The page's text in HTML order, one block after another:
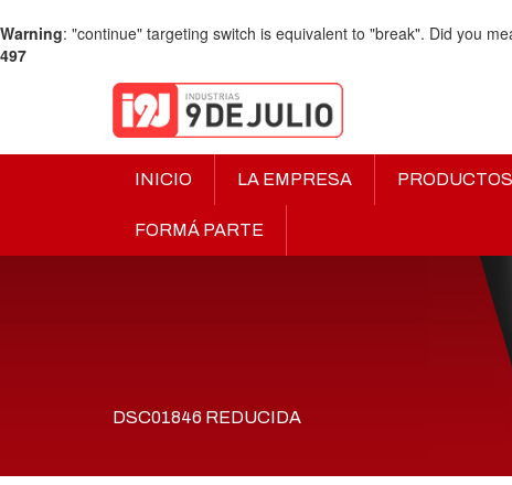
Warning: "continue" targeting switch is equivalent to "break". Did you
497
INICIO LA EMPRESA PRODUCTOS
FORMÁ PARTE
DSC01846 REDUCIDA